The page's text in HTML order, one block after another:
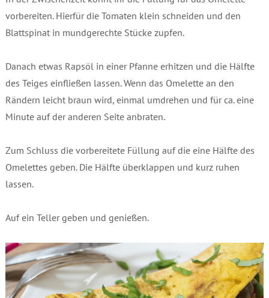
vorbereiten. Hierfür die Tomaten klein schneiden und den
Blattspinat in mundgerechte Stücke zupfen.
Danach etwas Rapsöl in einer Pfanne erhitzen und die Hälfte
des Teiges einfließen lassen. Wenn das Omelette an den
Rändern leicht braun wird, einmal umdrehen und für ca. eine
Minute auf der anderen Seite anbraten.
Zum Schluss die vorbereitete Füllung auf die eine Hälfte des
Omelettes geben. Die Hälfte überklappen und kurz ruhen
lassen.
Auf ein Teller geben und genießen.